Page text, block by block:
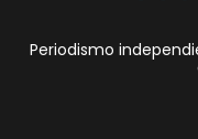
Periodismo